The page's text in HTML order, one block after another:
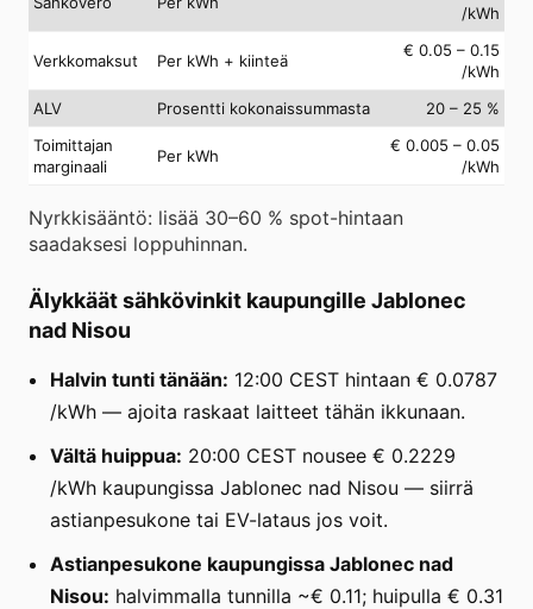
/kWh
Verkkomaksut Per kWh + kiinteä
€ 0.05 – 0.15
/kWh
ALV
Prosentti kokonaissummasta
20 – 25 %
Toimittajan
marginaali
Per kWh
€ 0.005 – 0.05
/kWh
Nyrkkisääntö: lisää 30–60 % spot-hintaan
saadaksesi loppuhinnan.
Älykkäät sähkövinkit kaupungille Jablonec
nad Nisou
Halvin tunti tänään: 12:00 CEST hintaan € 0.0787
/kWh — ajoita raskaat laitteet tähän ikkunaan.
Vältä huippua: 20:00 CEST nousee € 0.2229
/kWh kaupungissa Jablonec nad Nisou — siirrä
astianpesukone tai EV-lataus jos voit.
Astianpesukone kaupungissa Jablonec nad
Nisou: halvimmalla tunnilla ~€ 0.11; huipulla € 0.31